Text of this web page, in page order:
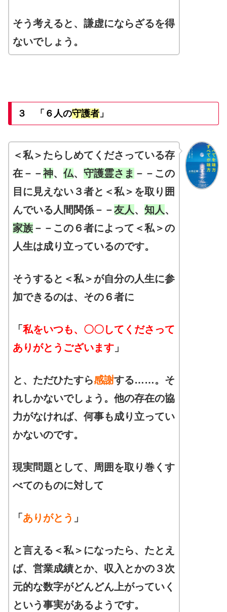
そう考えると、謙虚にならざるを得
ないでしょう。
３ 「６人の守護者」
＜私＞たらしめてくださっている存
在－－神、仏、 守護霊さま －－この
目に見えない３者と＜私＞を取り囲
んでいる人間関係－－友人 、 知人 、
家族 －－この６者によって＜私＞の
人生は成り立っているのです。
そうすると＜私＞が自分の人生に参
加できるのは、その６者に
「 私をいつも、〇〇してくださって
ありがとうございます 」
と、ただひたすら感謝する……。そ
れしかないでしょう。他の存在の協
力がなければ、何事も成り立ってい
かないのです。
現実問題として、周囲を取り巻くす
べてのものに対して
「 ありがとう 」
と言える＜私＞になったら、たとえ
ば、営業成績とか、収入とかの３次
元的な数字がどんどん上がっていく
という事実があるようです。